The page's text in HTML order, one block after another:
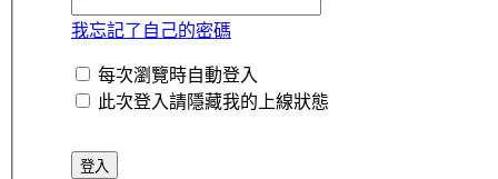
我忘記了自己的密碼
每次瀏覽時自動登入
此次登入請隱藏我的上線狀態